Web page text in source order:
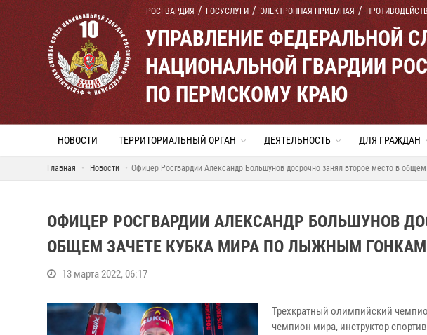
РОСГВАРДИЯ ГОСУСЛУГИ ЭЛЕКТРОННАЯ ПРИЕМНАЯ
УПРАВЛЕНИЕ ФЕДЕРАЛЬНОЙ
НАЦИОНАЛЬНОЙ ГВАРДИИ
ПО ПЕРМСКОМУ КРАЮ
НОВОСТИ ТЕРРИТОРИАЛЬНЫЙ ОРГАН ДЕЯТЕЛЬНОСТЬ ДЛЯ ГРАЖДАН
Главная Новости Офицер Росгвардии Александр Большунов досрочно занял второе место в
ОФИЦЕР РОСГВАРДИИ АЛЕКСАНДР БОЛЬШУНОВ
ОБЩЕМ ЗАЧЕТЕ КУБКА МИРА ПО ЛЫЖНЫМ ГОНКАМ
13 марта 2022, 06:17
Трехкратный олимпийский
чемпион мира, инструктор